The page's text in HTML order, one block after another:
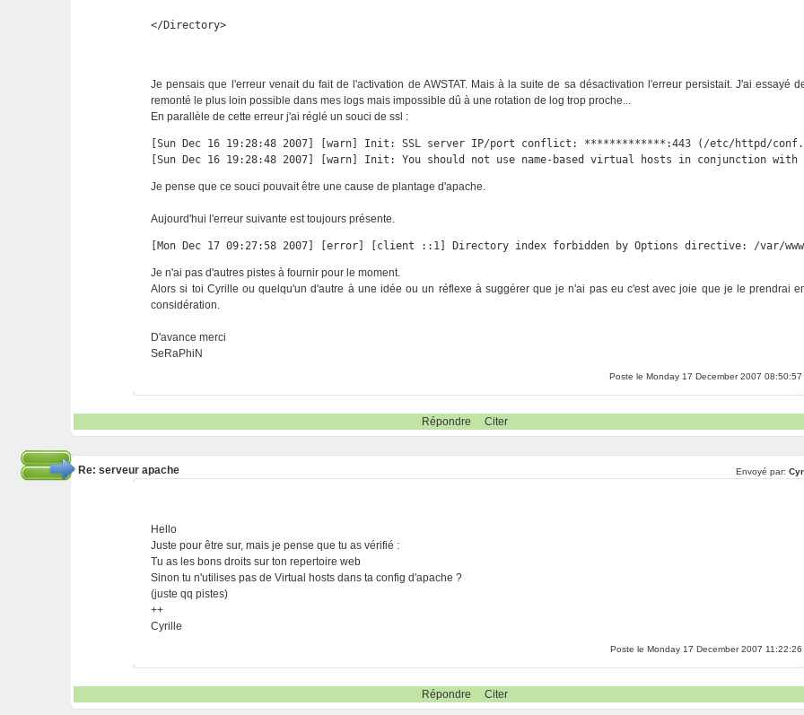
</Directory>
Je pensais que l'erreur venait du fait de l'activation de AWSTAT. Mais à la suite de sa désactivation l'erreur persistait. J'ai essayé
remonté le plus loin possible dans mes logs mais impossible dû à une rotation de log trop proche...
En parallèle de cette erreur j'ai réglé un souci de ssl :
[Sun Dec 16 19:28:48 2007] [warn] Init: SSL server IP/port conflict: *************:443 (/etc/httpd/
[Sun Dec 16 19:28:48 2007] [warn] Init: You should not use name-based virtual hosts in conjunction with
Je pense que ce souci pouvait être une cause de plantage d'apache.
Aujourd'hui l'erreur suivante est toujours présente.
[Mon Dec 17 09:27:58 2007] [error] [client ::1] Directory index forbidden by Options directive: /var/
Je n'ai pas d'autres pistes à fournir pour le moment.
Alors si toi Cyrille ou quelqu'un d'autre à une idée ou un réflexe à suggérer que je n'ai pas eu c'est avec joie que je le prendrai
considération.
D'avance merci
SeRaPhiN
Poste le Monday 17 December 2007 08:50:57
Répondre Citer
Re: serveur apache Envoyé par:
Hello
Juste pour être sur, mais je pense que tu as vérifié :
Tu as les bons droits sur ton repertoire web
Sinon tu n'utilises pas de Virtual hosts dans ta config d'apache ?
(juste qq pistes)
++
Cyrille
Poste le Monday 17 December 2007 11:22:26
Répondre Citer